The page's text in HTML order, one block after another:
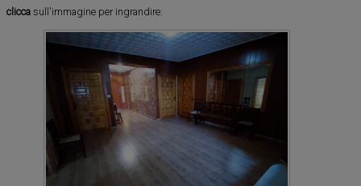
clicca sull'immagine per ingrandire: